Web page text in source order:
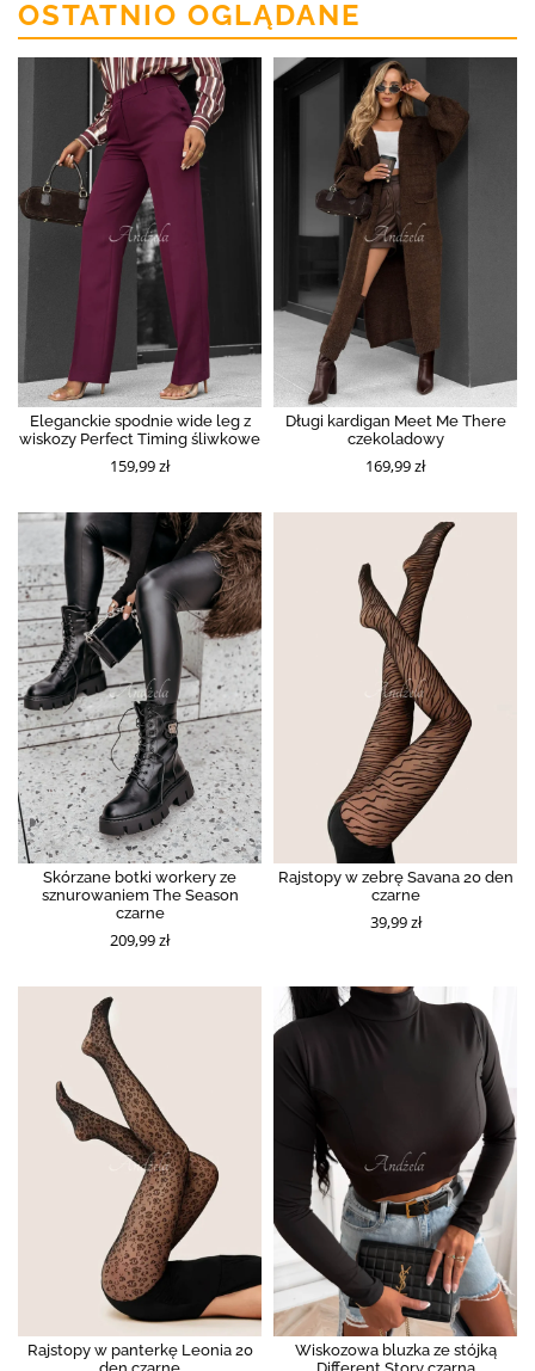
OSTATNIO OGLĄDANE
Eleganckie spodnie wide leg z
wiskozy Perfect Timing śliwkowe
159,99 zł
Długi kardigan Meet Me There
czekoladowy
169,99 zł
Skórzane botki workery ze
sznurowaniem The Season
czarne
209,99 zł
Rajstopy w zebrę Savana 20 den
czarne
39,99 zł
Rajstopy w panterkę Leonia 20
Wiskozowa bluzka ze stójką